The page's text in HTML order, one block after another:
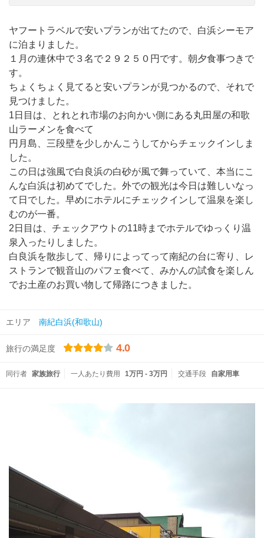
ヤフートラベルで安いプランが出てたので、白浜シーモア
に泊まりました。
１月の連休中で３名で２９２５０円です。朝夕食事つきで
す。
ちょくちょく見てると安いプランが見つかるので、それで
見つけました。
1日目は、とれとれ市場のお向かい側にある丸田屋の和歌
山ラーメンを食べて
円月島、三段壁を少しかんこうしてからチェックインしま
した。
この日は強風で白良浜の白砂が風で舞っていて、本当にこ
んな白浜は初めてでした。外での観光は今日は難しいなっ
て日でした。早めにホテルにチェックインして温泉を楽し
むのが一番。
2日目は、チェックアウトの11時までホテルでゆっくり温
泉入ったりしました。
白良浜を散歩して、帰りによってって南紀の台に寄り、レ
ストランで観音山のパフェ食べて、みかんの試食を楽しん
でお土産のお買い物して帰路につきました。
エリア 南紀白浜(和歌山)
旅行の満足度 4.0
同行者 家族旅行 一人あたり費用 1万円 - 3万円 交通手段 自家用車